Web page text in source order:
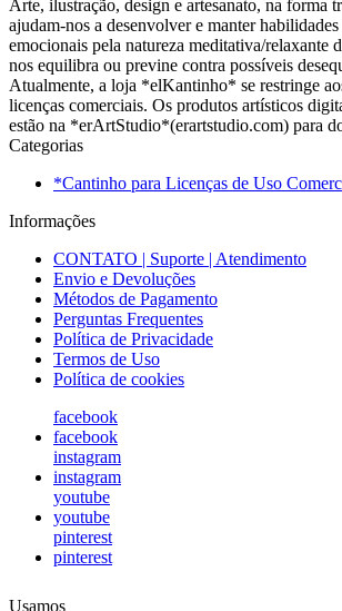
Arte, ilustração, design e artesanato, na forma
ajudam-nos a desenvolver e manter
emocionais pela natureza meditativa/relaxante
nos equilibra ou previne contra possíveis
Atualmente, a loja *elKantinho* se restringe
licenças comerciais. Os produtos artísticos
estão na *erArtStudio*(erartstudio.com) para
Categorias
*Cantinho para Licenças de Uso
Informações
CONTATO | Suporte | Atendimento
Envio e Devoluções
Métodos de Pagamento
Perguntas Frequentes
Política de Privacidade
Termos de Uso
Política de cookies
facebook
facebook
instagram
instagram
youtube
youtube
pinterest
pinterest
Usamos